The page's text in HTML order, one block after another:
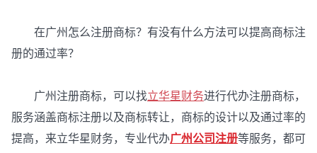
在广州怎么注册商标？有没有什么方法可以提高商标注
册的通过率？
广州注册商标，可以找立华星财务进行代办注册商标，
服务涵盖商标注册以及商标转让，商标的设计以及通过率的
提高，来立华星财务，专业代办广州公司注册等服务，都可